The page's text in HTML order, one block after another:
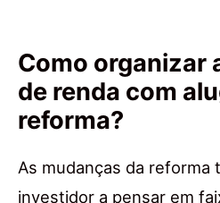
Como organizar
de renda com
reforma?
As mudanças da reforma
investidor a pensar em